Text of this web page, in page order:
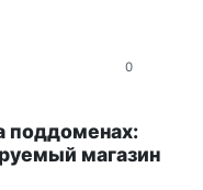
0
поддоменах:
магазин